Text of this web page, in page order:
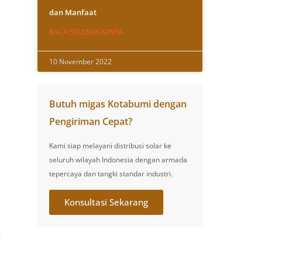
dan Manfaat
BACA SELENGKAPNYA
10 November 2022
Butuh migas Kotabumi dengan
Pengiriman Cepat?
Kami siap melayani distribusi solar ke
seluruh wilayah Indonesia dengan armada
tepercaya dan tangki standar industri.
Konsultasi Sekarang